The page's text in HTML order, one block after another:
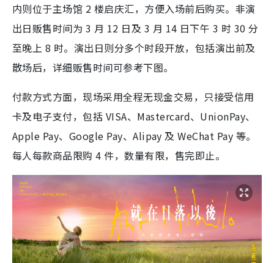
内则位于主场馆 2 楼启庆汇，方便入场前后购买。非演
出日贩售时间为 3 月 12 日及 3 月 14 日下午 3 时 30 分
至晚上 8 时。演出日则分多个时段开放，包括演出前及
散场后，详细贩售时间可参考下图。
付款方式方面，现场采用全程无现金交易，只接受信用
卡及电子支付，包括 VISA、Mastercard、UnionPay、
Apple Pay、Google Pay、Alipay 及 WeChat Pay 等。
每人每款商品限购 4 件，数量有限，售完即止。